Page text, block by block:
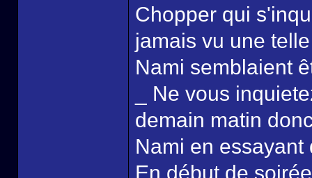
Chopper qui
jamais vu une
Nami semblaient
_ Ne vous
demain matin
Nami en
En début de